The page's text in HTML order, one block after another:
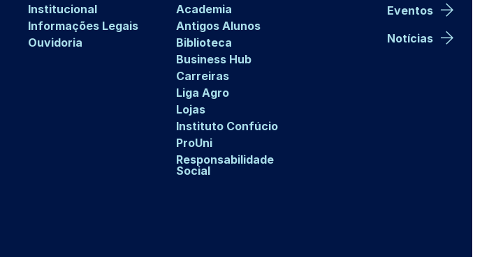
Institucional
Informações Legais
Ouvidoria
Academia
Antigos Alunos
Biblioteca
Business Hub
Carreiras
Liga Agro
Lojas
Instituto Confúcio
ProUni
Responsabilidade
Social
Eventos
Notícias